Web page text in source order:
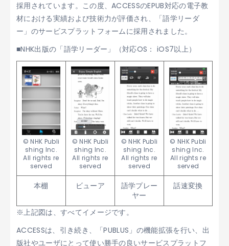
採用されています。この度、ACCESSのEPUB対応の電子教
材における実績および技術力が評価され、「語学リーダ
ー」のサービスプラットフォームに採用されました。
■NHK出版の「語学リーダー」（対応OS： iOS7以上）
© NHK Publi
shing Inc.
All rights re
served
© NHK Publi
shing Inc.
All rights re
served
© NHK Publi
shing Inc.
All rights re
served
© NHK Publi
shing Inc.
All rights re
served
本棚 ビューア
語学プレー
ヤー
話速変換
※上記図は、すべてイメージです。
ACCESSは、引き続き、「PUBLUS」の機能拡張を行い、出
版社やユーザにとって使い勝手の良いサービスプラットフ